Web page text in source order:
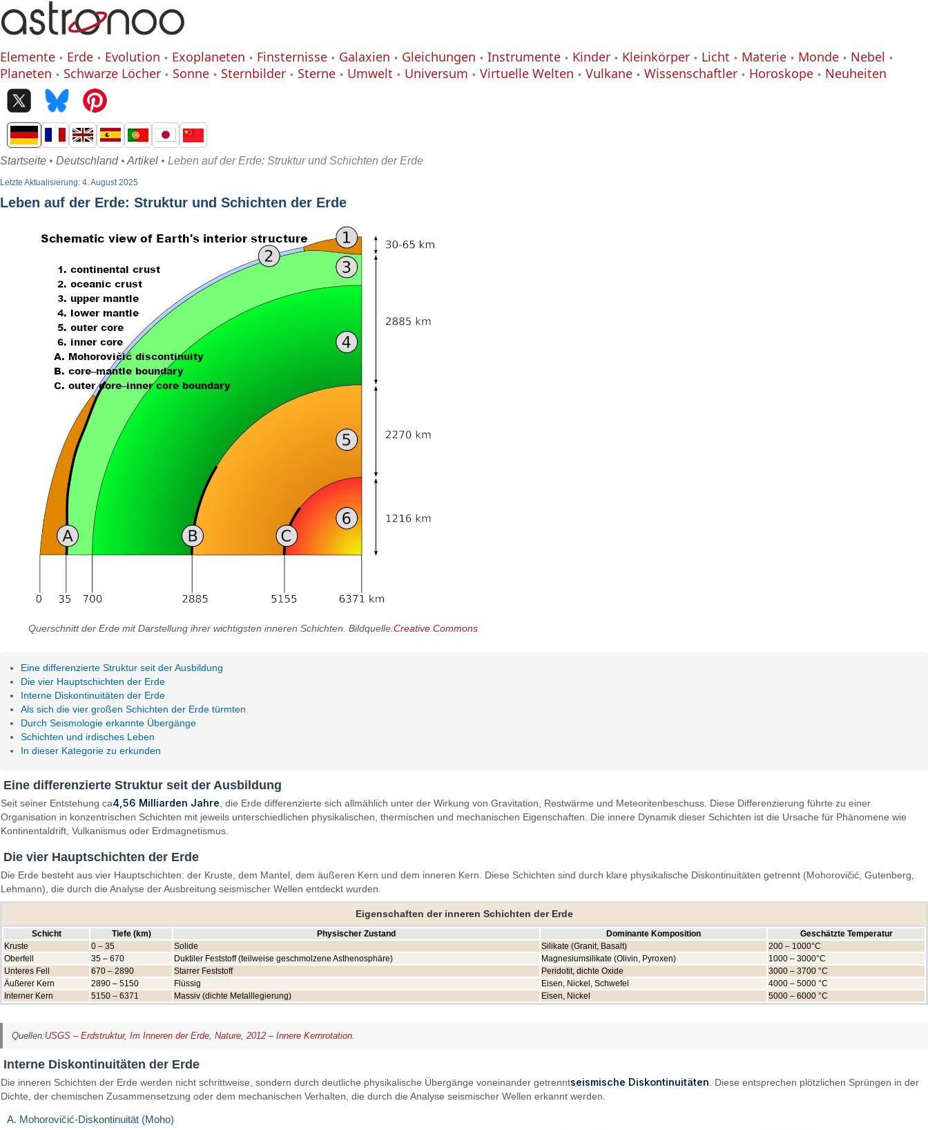
Elemente Erde Evolution Exoplaneten Finsternisse Galaxien Gleichungen Instrumente Kinder Kleinkörper Licht Materie Monde
Nebel
Planeten
Schwarze Löcher Sonne Sternbilder Sterne Umwelt Universum Virtuelle Welten Vulkane Wissenschaftler Horoskope Neuheiten
Startseite • Deutschland• Artikel • Leben auf der Erde: Struktur und Schichten der Erde
Letzte Aktualisierung: 4. August 2025
Leben auf der Erde: Struktur und Schichten der Erde
Querschnitt der Erde mit Darstellung ihrer wichtigsten inneren Schichten. Bildquelle:Creative Commons
Eine differenzierte Struktur seit der Ausbildung
Die vier Hauptschichten der Erde
Interne Diskontinuitäten der Erde
Als sich die vier großen Schichten der Erde türmten
Durch Seismologie erkannte Übergänge
Schichten und irdisches Leben
In dieser Kategorie zu erkunden
Eine differenzierte Struktur seit der Ausbildung
Seit seiner Entstehung ca4,56 Milliarden Jahre, die Erde differenzierte sich allmählich unter der Wirkung von Gravitation, Restwärme und Meteoritenbeschuss. Diese Differenzierung führte zu einer
Organisation in konzentrischen Schichten mit jeweils unterschiedlichen physikalischen, thermischen und mechanischen Eigenschaften. Die innere Dynamik dieser Schichten ist die Ursache für Phänomene wie
Kontinentaldrift, Vulkanismus oder Erdmagnetismus.
Die vier Hauptschichten der Erde
Die Erde besteht aus vier Hauptschichten: der Kruste, dem Mantel, dem äußeren Kern und dem inneren Kern. Diese Schichten sind durch klare physikalische Diskontinuitäten getrennt (Mohorovičić, Gutenberg,
Lehmann), die durch die Analyse der Ausbreitung seismischer Wellen entdeckt wurden.
Eigenschaften der inneren Schichten der Erde
Schicht Tiefe (km) Physischer Zustand Dominante Komposition
Geschätzte Temperatur
Kruste
0 – 35 Solide Silikate (Granit, Basalt)
200 – 1000°C
Oberfell
35 – 670 Duktiler Feststoff (teilweise geschmolzene Asthenosphäre) Magnesiumsilikate (Olivin, Pyroxen)
1000 – 3000°C
Unteres Fell
670 – 2890 Starrer Feststoff Peridotit, dichte Oxide
3000 – 3700 °C
Äußerer Kern
2890 – 5150 Flüssig Eisen, Nickel, Schwefel
4000 – 5000 °C
Interner Kern
5150 – 6371 Massiv (dichte Metalllegierung) Eisen, Nickel 5000 – 6000 °C
Quellen:USGS – Erdstruktur, Im Inneren der Erde, Nature, 2012 – Innere Kernrotation.
Interne Diskontinuitäten der Erde
Die inneren Schichten der Erde werden nicht schrittweise, sondern durch deutliche physikalische Übergänge voneinander getrenntseismische Diskontinuitäten . Diese entsprechen plötzlichen Sprüngen in der
Dichte, der chemischen Zusammensetzung oder dem mechanischen Verhalten, die durch die Analyse seismischer Wellen erkannt werden.
A. Mohorovičić-Diskontinuität (Moho)